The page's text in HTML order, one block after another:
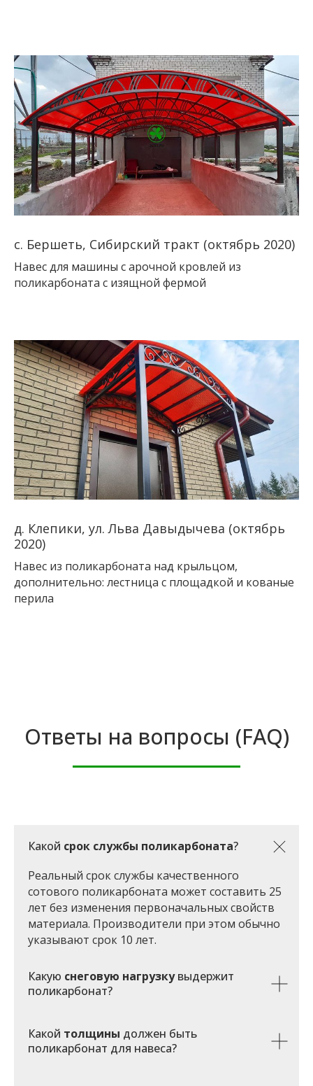
с. Бершеть, Сибирский тракт (октябрь 2020)
Навес для машины с арочной кровлей из
поликарбоната с изящной фермой
д. Клепики, ул. Льва Давыдычева (октябрь
2020)
Навес из поликарбоната над крыльцом,
дополнительно: лестница с площадкой и кованые
перила
Ответы на вопросы (FAQ)
Какой срок службы поликарбоната?
Реальный срок службы качественного
сотового поликарбоната может составить 25
лет без изменения первоначальных свойств
материала. Производители при этом обычно
указывают срок 10 лет.
Какую снеговую нагрузкувыдержит
поликарбонат?
Какой толщины должен быть
поликарбонат для навеса?